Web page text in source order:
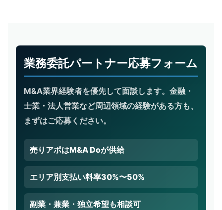
業務委託パートナー応募フォーム
M&A業界経験者を優先して面談します。金融・
士業・法人営業など周辺領域の経験がある方も、
まずはご応募ください。
売りアポはM&A Doが供給
エリア別支払い料率30%〜50%
副業・兼業・独立希望も相談可